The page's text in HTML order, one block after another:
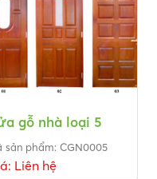
gỗ nhà loại 5
sản phẩm: CGN0005
Liên hệ